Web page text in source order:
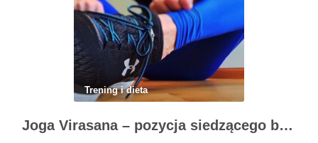
Trening i dieta
Joga Virasana – pozycja siedzącego bohatera i jej korzyści